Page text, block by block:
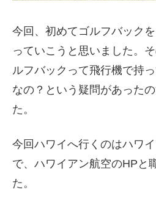
今回、初めてゴルフバック
っていこうと思いました。
ルフバックって飛行機で持
なの？という疑問があった
た。
今回ハワイへ行くのはハワ
で、ハワイアン航空のHPと
た。